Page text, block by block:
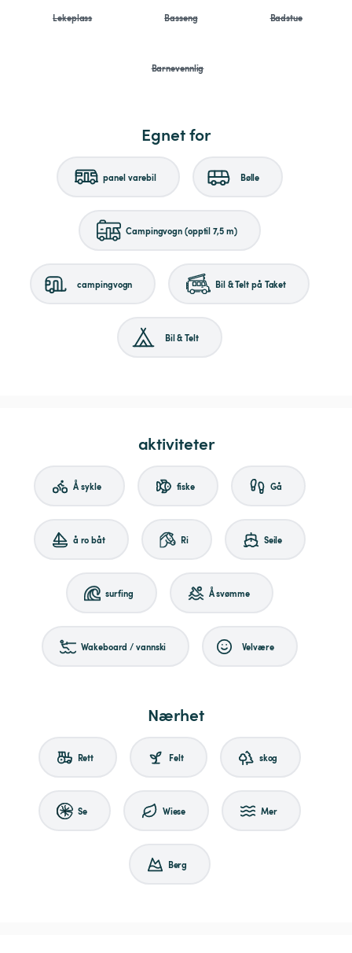
Lekeplass Basseng Badstue
Barnevennlig
Egnet for
panel varebil Bølle
Campingvogn (opptil 7,5 m)
campingvogn Bil & Telt på Taket
Bil & Telt
aktiviteter
Å sykle fiske Gå
å ro båt Ri Seile
surfing Å svømme
Wakeboard / vannski Velvære
Nærhet
Rett Felt skog
Se Wiese Mer
Berg